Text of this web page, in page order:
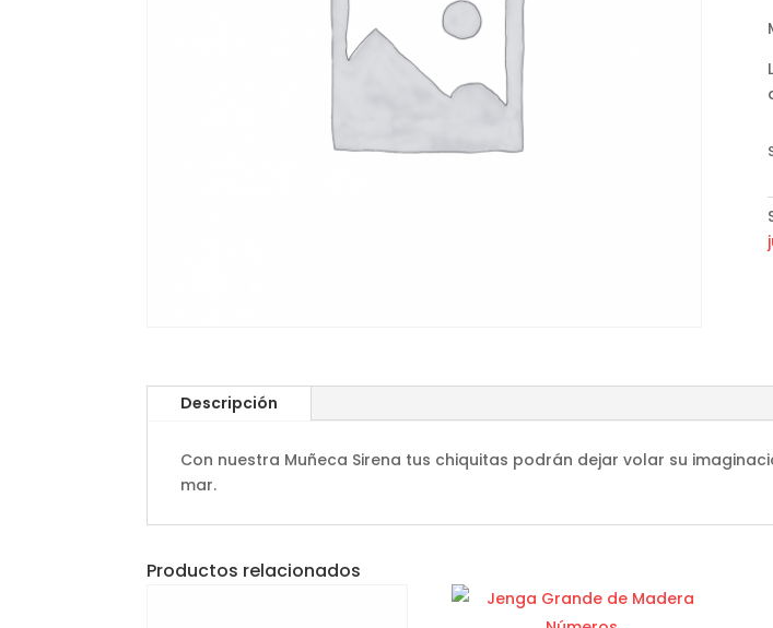
Descripción
Con nuestra Muñeca Sirena tus chiquitas podrán dejar volar su
mar.
Productos relacionados